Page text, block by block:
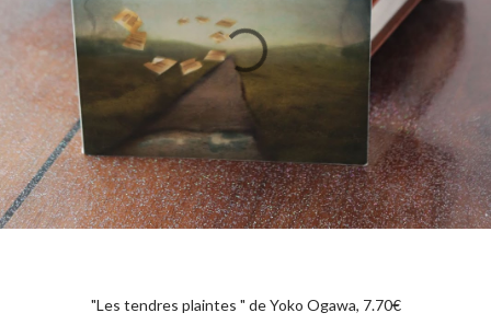
"Les tendres plaintes " de Yoko Ogawa, 7.70€